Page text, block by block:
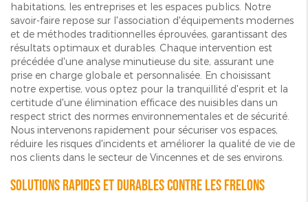
habitations, les entreprises et les espaces publics. Notre
savoir-faire repose sur l'association d'équipements modernes
et de méthodes traditionnelles éprouvées, garantissant des
résultats optimaux et durables. Chaque intervention est
précédée d'une analyse minutieuse du site, assurant une
prise en charge globale et personnalisée. En choisissant
notre expertise, vous optez pour la tranquillité d'esprit et la
certitude d'une élimination efficace des nuisibles dans un
respect strict des normes environnementales et de sécurité.
Nous intervenons rapidement pour sécuriser vos espaces,
réduire les risques d'incidents et améliorer la qualité de vie de
nos clients dans le secteur de Vincennes et de ses environs.
Solutions rapides et durables contre les frelons